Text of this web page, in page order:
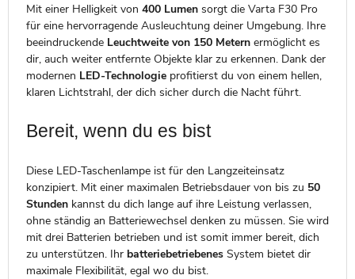
Mit einer Helligkeit von 400 Lumensorgt die Varta F30 Pro
für eine hervorragende Ausleuchtung deiner Umgebung. Ihre
beeindruckende Leuchtweite von 150 Meternermöglicht es
dir, auch weiter entfernte Objekte klar zu erkennen. Dank der
modernen LED-Technologieprofitierst du von einem hellen,
klaren Lichtstrahl, der dich sicher durch die Nacht führt.
Bereit, wenn du es bist
Diese LED-Taschenlampe ist für den Langzeiteinsatz
konzipiert. Mit einer maximalen Betriebsdauer von bis zu 50
Stundenkannst du dich lange auf ihre Leistung verlassen,
ohne ständig an Batteriewechsel denken zu müssen. Sie wird
mit drei Batterien betrieben und ist somit immer bereit, dich
zu unterstützen. Ihr batteriebetriebenesSystem bietet dir
maximale Flexibilität, egal wo du bist.